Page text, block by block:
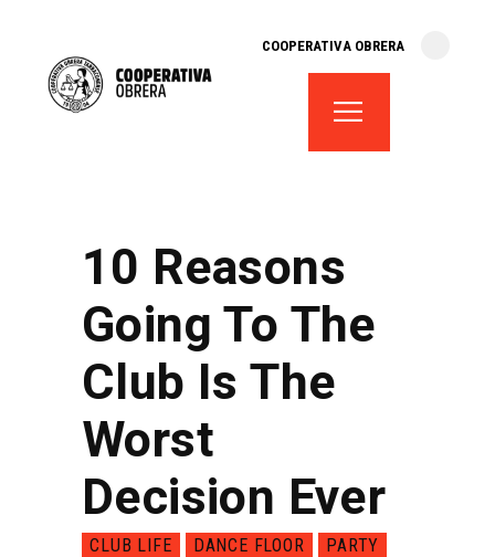
COOPERATIVA OBRERA
fes-te soci
lloguer d’espais
10 Reasons
Going To The
Club Is The
Worst
Decision Ever
CLUB LIFE DANCE FLOOR PARTY